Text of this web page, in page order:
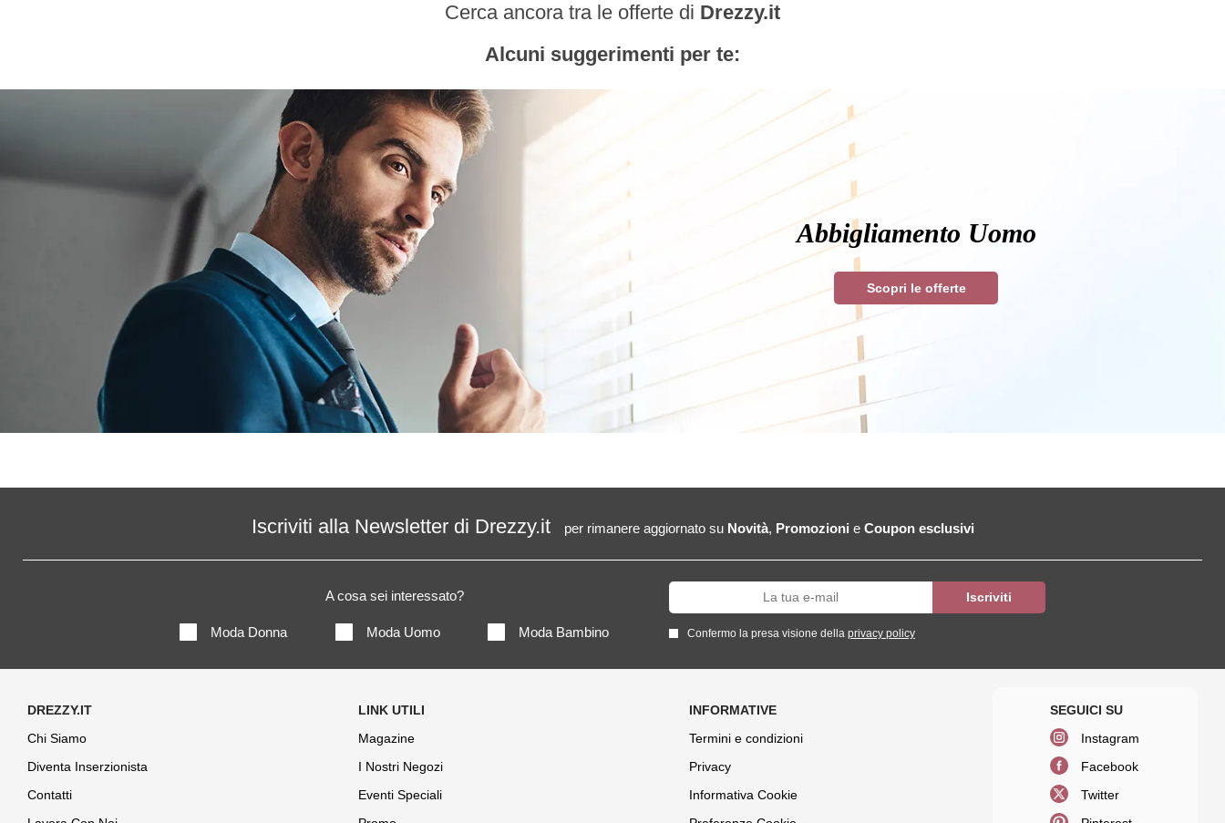
Cerca ancora tra le offerte di Drezzy.it
Alcuni suggerimenti per te:
Abbigliamento Uomo
Scopri le offerte
Iscriviti alla Newsletter di Drezzy.it per rimanere aggiornato su Novità, Promozioni e Coupon esclusivi
A cosa sei interessato?
Moda Donna Moda Uomo Moda Bambino Confermo la presa visione della privacy policy
Chi Siamo
Diventa Inserzionista
Contatti
Magazine
I Nostri Negozi
Eventi Speciali
Termini e condizioni
Privacy
Informativa Cookie
Instagram
Facebook
Twitter